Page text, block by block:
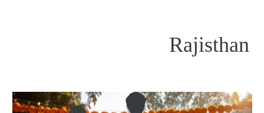
Rajisthan